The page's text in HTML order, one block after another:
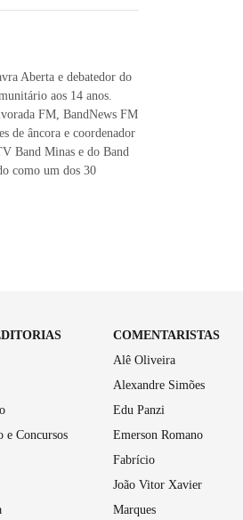
Aberta e debatedor do
aos 14 anos.
FM, BandNews FM
de âncora e coordenador
Band Minas e do Band
como um dos 30
e Concursos
COMENTARISTAS
Alê Oliveira
Alexandre Simões
Edu Panzi
Emerson Romano
Fabrício
João Vitor Xavier
Marques